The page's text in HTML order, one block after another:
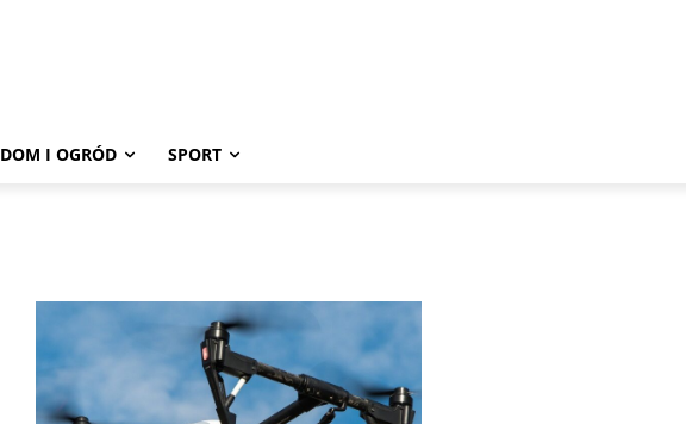
DOM I OGRÓD SPORT